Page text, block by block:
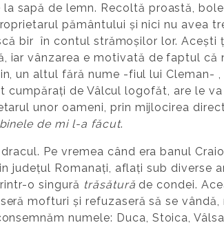
sapă de lemn. Recoltă proastă,
pământului și nici nu avea
bir în contul strămoșilor lor. Acești
iar vânzarea e motivată de faptul că
un altul fără nume -fiul lui Cleman- ,
cumpăraţi de Vâlcul logofăt, are le
unor oameni, prin mijlocirea
binele de mi l-a făcut.
Pe vremea când era banul
județul Romanați, aflați sub diverse
o singură trăsătură de condei.
mofturi și refuzaseră să se
numele: Duca, Stoica,